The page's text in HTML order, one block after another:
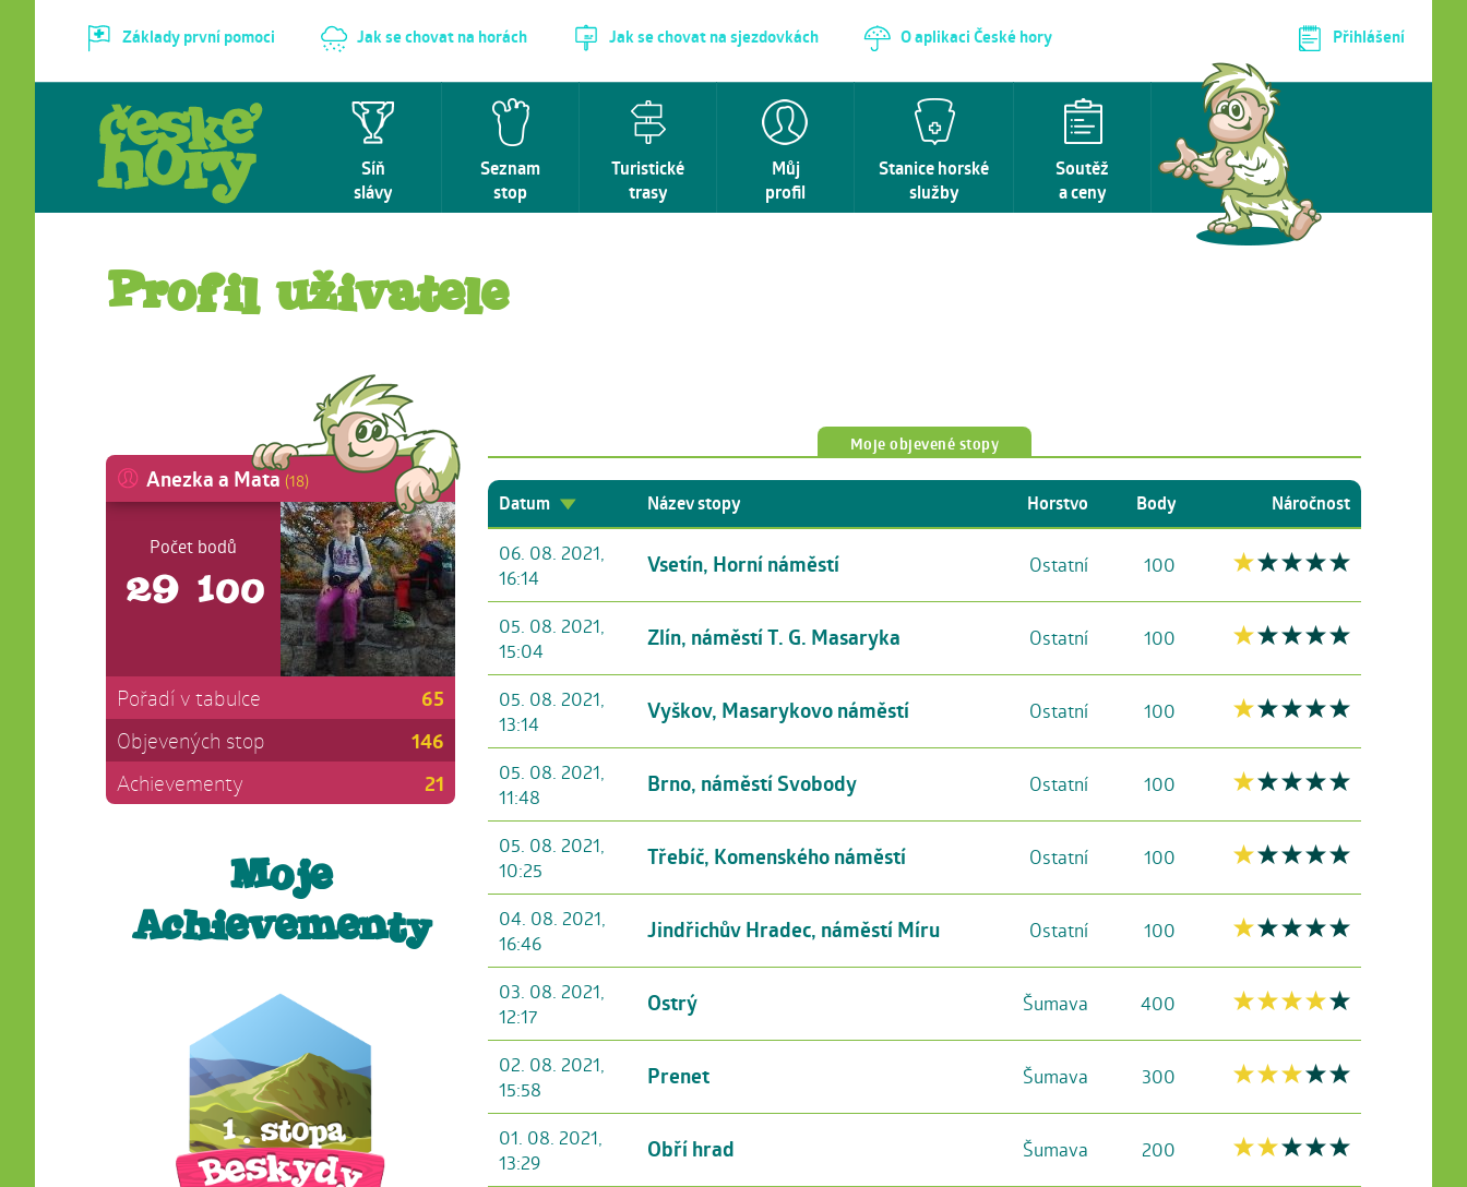
Základy první pomoci Jak se chovat na horách Jak se chovat na sjezdovkách O aplikaci České hory Přihlášení
Síň
slávy
Seznam
stop
Turistické
trasy
Můj
profil
Stanice horské
služby
Soutěž
a ceny
Profil uživatele
Anezka a Mata(18)
Počet bodů
29 100
Pořadí v tabulce 65
Objevených stop 146
Achievementy 21
Moje
Achievementy
Moje objevené stopy
Datum Název stopy Horstvo Body Náročnost
06. 08. 2021,
16:14
Vsetín, Horní náměstí Ostatní 100
05. 08. 2021,
15:04
Zlín, náměstí T. G. Masaryka Ostatní 100
05. 08. 2021,
13:14
Vyškov, Masarykovo náměstí Ostatní 100
05. 08. 2021,
11:48
Brno, náměstí Svobody Ostatní 100
05. 08. 2021,
10:25
Třebíč, Komenského náměstí Ostatní 100
04. 08. 2021,
16:46
Jindřichův Hradec, náměstí Míru Ostatní 100
03. 08. 2021,
12:17
Ostrý Šumava 400
02. 08. 2021,
15:58
Prenet Šumava 300
01. 08. 2021,
13:29
Obří hrad Šumava 200